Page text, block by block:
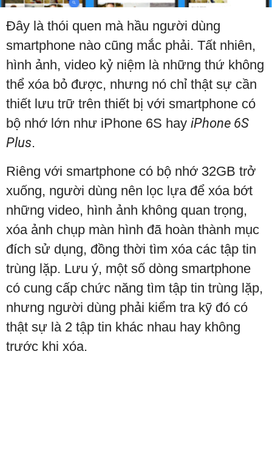
Đây là thói quen mà hầu người dùng
smartphone nào cũng mắc phải. Tất nhiên,
hình ảnh, video kỷ niệm là những thứ không
thể xóa bỏ được, nhưng nó chỉ thật sự cần
thiết lưu trữ trên thiết bị với smartphone có
bộ nhớ lớn như iPhone 6S hay iPhone 6S
Plus.
Riêng với smartphone có bộ nhớ 32GB trở
xuống, người dùng nên lọc lựa để xóa bớt
những video, hình ảnh không quan trọng,
xóa ảnh chụp màn hình đã hoàn thành mục
đích sử dụng, đồng thời tìm xóa các tập tin
trùng lặp. Lưu ý, một số dòng smartphone
có cung cấp chức năng tìm tập tin trùng lặp,
nhưng người dùng phải kiểm tra kỹ đó có
thật sự là 2 tập tin khác nhau hay không
trước khi xóa.